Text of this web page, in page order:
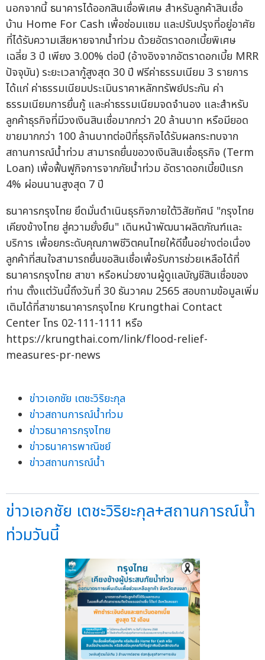
นอกจากนี้ ธนาคารได้ออกสินเชื่อพิเศษ สำหรับลูกค้าสินเชื่อ
บ้าน Home For Cash เพื่อซ่อมแซม และปรับปรุงที่อยู่อาศัย
ที่ได้รับความเสียหายจากน้ำท่วม ด้วยอัตราดอกเบี้ยพิเศษ
เฉลี่ย 3 ปี เพียง 3.00% ต่อปี (อ้างอิงจากอัตราดอกเบี้ย MRR
ปัจจุบัน) ระยะเวลากู้สูงสุด 30 ปี ฟรีค่าธรรมเนียม 3 รายการ
ได้แก่ ค่าธรรมเนียมประเมินราคาหลักทรัพย์ประกัน ค่า
ธรรมเนียมการยื่นกู้ และค่าธรรมเนียมจดจำนอง และสำหรับ
ลูกค้าธุรกิจที่มีวงเงินสินเชื่อมากกว่า 20 ล้านบาท หรือมียอด
ขายมากกว่า 100 ล้านบาทต่อปีที่ธุรกิจได้รับผลกระทบจาก
สถานการณ์น้ำท่วม สามารถยื่นขอวงเงินสินเชื่อธุรกิจ (Term
Loan) เพื่อฟื้นฟูกิจการจากภัยน้ำท่วม อัตราดอกเบี้ยปีแรก
4% ผ่อนนานสูงสุด 7 ปี
ธนาคารกรุงไทย ยึดมั่นดำเนินธุรกิจภายใต้วิสัยทัศน์ "กรุงไทย
เคียงข้างไทย สู่ความยั่งยืน" เดินหน้าพัฒนาผลิตภัณฑ์และ
บริการ เพื่อยกระดับคุณภาพชีวิตคนไทยให้ดีขึ้นอย่างต่อเนื่อง
ลูกค้าที่สนใจสามารถยื่นขอสินเชื่อเพื่อรับการช่วยเหลือได้ที่
ธนาคารกรุงไทย สาขา หรือหน่วยงานผู้ดูแลบัญชีสินเชื่อของ
ท่าน ตั้งแต่วันนี้ถึงวันที่ 30 ธันวาคม 2565 สอบถามข้อมูลเพิ่ม
เติมได้ที่สาขาธนาคารกรุงไทย Krungthai Contact
Center โทร 02-111-1111 หรือ
https://krungthai.com/link/flood-relief-
measures-pr-news
ข่าวเอกชัย เตชะวิริยะกุล
ข่าวสถานการณ์น้ำท่วม
ข่าวธนาคารกรุงไทย
ข่าวธนาคารพาณิชย์
ข่าวสถานการณ์น้ำ
ข่าวเอกชัย เตชะวิริยะกุล+สถานการณ์น้ำ
ท่วมวันนี้